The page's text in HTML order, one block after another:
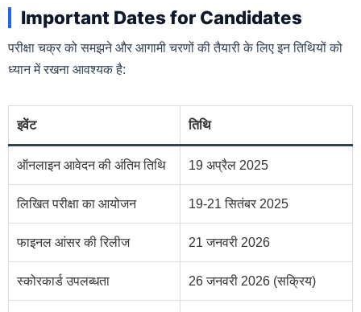
Important Dates for Candidates
परीक्षा चक्र को समझने और आगामी चरणों की तैयारी के लिए इन तिथियों को
ध्यान में रखना आवश्यक है:
इवेंट तिथि
ऑनलाइन आवेदन की अंतिम तिथि 19 अप्रैल 2025
लिखित परीक्षा का आयोजन 19-21 सितंबर 2025
फाइनल आंसर की रिलीज 21 जनवरी 2026
स्कोरकार्ड उपलब्धता 26 जनवरी 2026 (सक्रिय)